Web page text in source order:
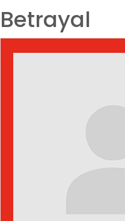
Betrayal